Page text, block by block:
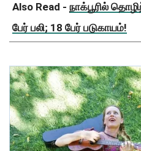
Also Read - நாக்பூரில்
பேர் பலி; 18 பேர் படுகாயம்!